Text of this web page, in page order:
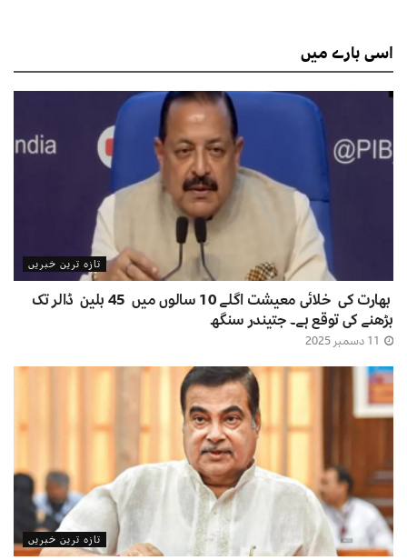
اسیبارے میں
تازہ ترین خبریں
بھارت کی خلائی معیشت اگلے 10 سالوں میں 45 بلین ڈالر تک
بڑھنے کی توقع ہے۔ جتیندر سنگھ
تازہ ترین خبریں